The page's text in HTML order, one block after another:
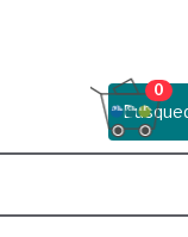
0